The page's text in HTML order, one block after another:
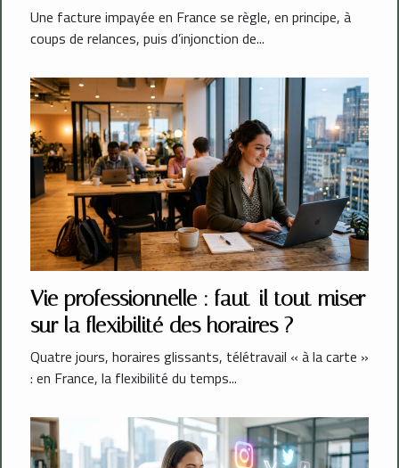
Une facture impayée en France se règle, en principe, à
coups de relances, puis d’injonction de...
Vie professionnelle : faut-il tout miser
sur la flexibilité des horaires ?
Quatre jours, horaires glissants, télétravail « à la carte »
: en France, la flexibilité du temps...